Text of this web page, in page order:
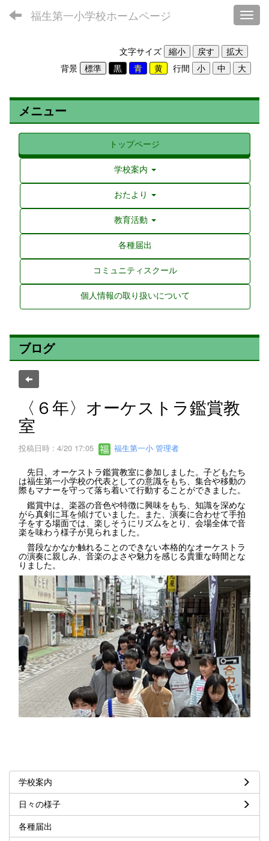
福生第一小学校ホームページ
文字サイズ
背景
行間
メニュー
トップページ
学校案内
おたより
教育活動
各種届出
コミュニティスクール
個人情報の取り扱いについて
ブログ
〈６年〉オーケストラ鑑賞教
室
投稿日時 : 4/20 17:05 福生第一小 管理者
先日、オーケストラ鑑賞教室に参加しました。子どもたち
は福生第一小学校の代表としての意識をもち、集合や移動の
際もマナーを守って落ち着いて行動することができました。
鑑賞中は、楽器の音色や特徴に興味をもち、知識を深めな
がら真剣に耳を傾けていました。また、演奏に合わせて手拍
子をする場面では、楽しそうにリズムをとり、会場全体で音
楽を味わう様子が見られました。
普段なかなか触れることのできない本格的なオーケストラ
の演奏に親しみ、音楽のよさや魅力を感じる貴重な時間とな
りました。
学校案内
日々の様子
各種届出